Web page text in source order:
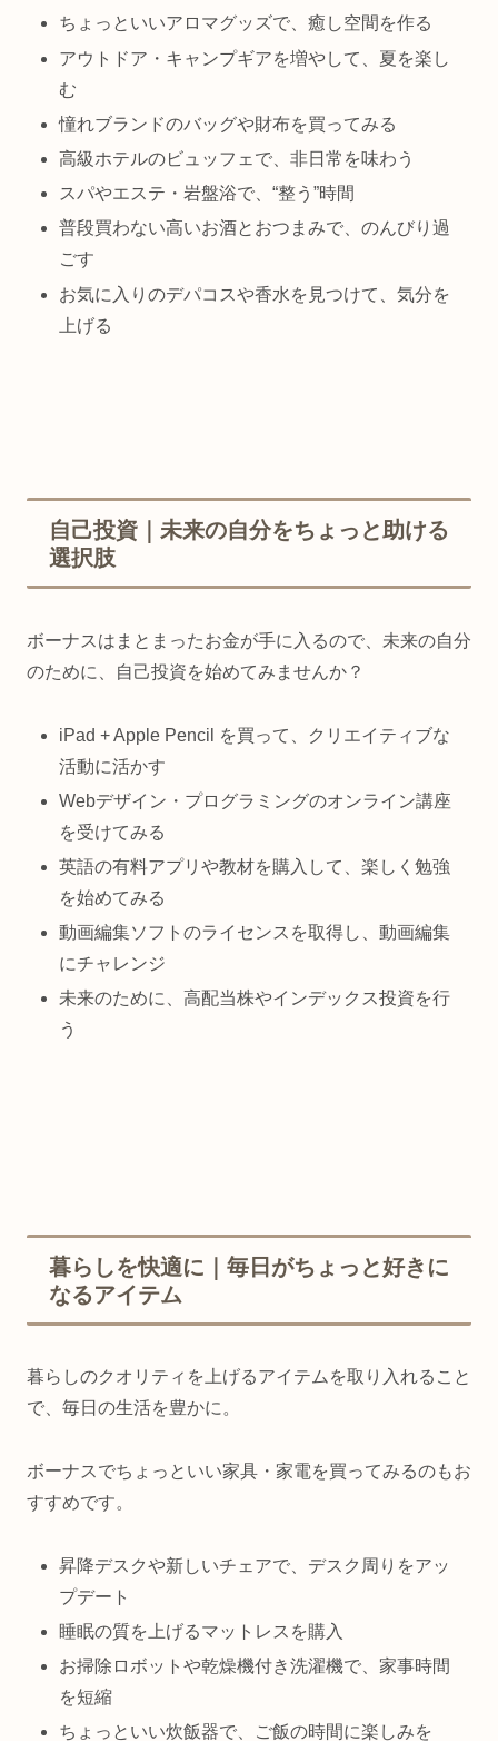
ちょっといいアロマグッズで、癒し空間を作る
アウトドア・キャンプギアを増やして、夏を楽し
む
憧れブランドのバッグや財布を買ってみる
高級ホテルのビュッフェで、非日常を味わう
スパやエステ・岩盤浴で、“整う”時間
普段買わない高いお酒とおつまみで、のんびり過
ごす
お気に入りのデパコスや香水を見つけて、気分を
上げる
自己投資｜未来の自分をちょっと助ける
選択肢
ボーナスはまとまったお金が手に入るので、未来の自分
のために、自己投資を始めてみませんか？
iPad + Apple Pencil を買って、クリエイティブな
活動に活かす
Webデザイン・プログラミングのオンライン講座
を受けてみる
英語の有料アプリや教材を購入して、楽しく勉強
を始めてみる
動画編集ソフトのライセンスを取得し、動画編集
にチャレンジ
未来のために、高配当株やインデックス投資を行
う
暮らしを快適に｜毎日がちょっと好きに
なるアイテム
暮らしのクオリティを上げるアイテムを取り入れること
で、毎日の生活を豊かに。
ボーナスでちょっといい家具・家電を買ってみるのもお
すすめです。
昇降デスクや新しいチェアで、デスク周りをアッ
プデート
睡眠の質を上げるマットレスを購入
お掃除ロボットや乾燥機付き洗濯機で、家事時間
を短縮
ちょっといい炊飯器で、ご飯の時間に楽しみを